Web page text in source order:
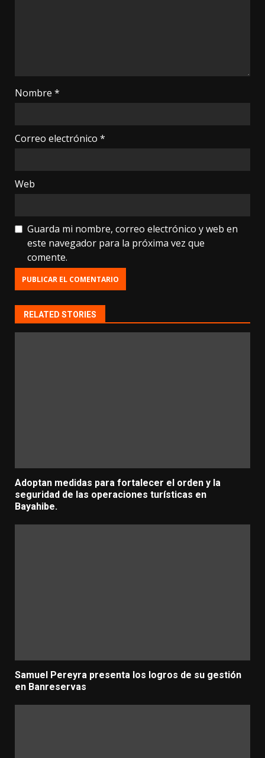
Nombre *
Correo electrónico *
Web
Guarda mi nombre, correo electrónico y web en
este navegador para la próxima vez que
comente.
RELATED STORIES
Adoptan medidas para fortalecer el orden y la
seguridad de las operaciones turísticas en
Bayahibe.
Samuel Pereyra presenta los logros de su gestión
en Banreservas